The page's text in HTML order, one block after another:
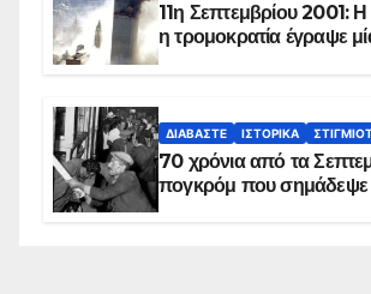
11η Σεπτεμβρίου 2001:
η τρομοκρατία έγραψε
ΔΙΑΒΆΣΤΕ ΙΣΤΟΡΙΚΆ
70 χρόνια από τα
πογκρόμ που σημάδεψε